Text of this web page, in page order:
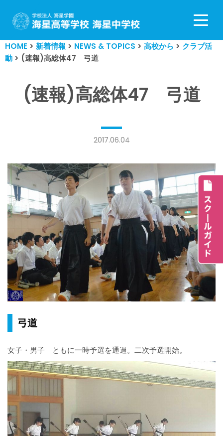
コ
ン
テ
ン
HOME > 新着情報 > NEWS & TOPICS > 高校から > クラブ活
動 > (速報)高総体47 弓道
(速報)高総体47 弓道
2017.06.04
弓道
女子・男子 ともに一時予選を通過。二次予選開始。